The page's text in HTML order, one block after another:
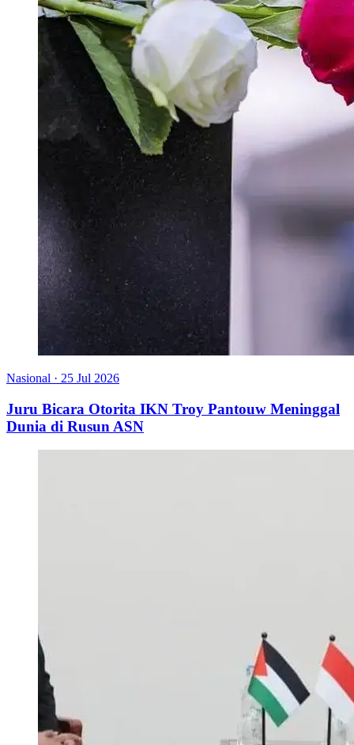
Nasional · 25 Jul 2026
Juru Bicara Otorita IKN Troy Pantouw Meninggal
Dunia di Rusun ASN